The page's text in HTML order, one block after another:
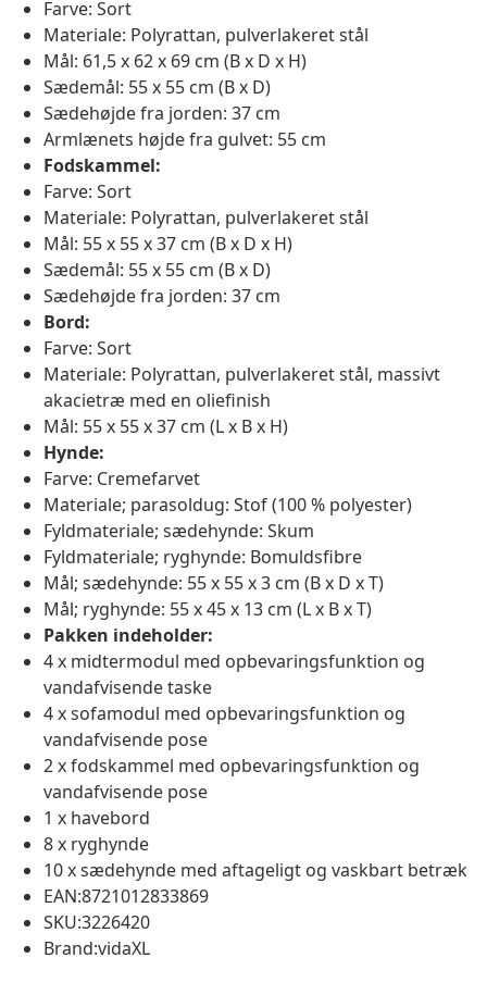
Farve: Sort
Materiale: Polyrattan, pulverlakeret stål
Mål: 61,5 x 62 x 69 cm (B x D x H)
Sædemål: 55 x 55 cm (B x D)
Sædehøjde fra jorden: 37 cm
Armlænets højde fra gulvet: 55 cm
Fodskammel:
Farve: Sort
Materiale: Polyrattan, pulverlakeret stål
Mål: 55 x 55 x 37 cm (B x D x H)
Sædemål: 55 x 55 cm (B x D)
Sædehøjde fra jorden: 37 cm
Bord:
Farve: Sort
Materiale: Polyrattan, pulverlakeret stål, massivt
akacietræ med en oliefinish
Mål: 55 x 55 x 37 cm (L x B x H)
Hynde:
Farve: Cremefarvet
Materiale; parasoldug: Stof (100 % polyester)
Fyldmateriale; sædehynde: Skum
Fyldmateriale; ryghynde: Bomuldsfibre
Mål; sædehynde: 55 x 55 x 3 cm (B x D x T)
Mål; ryghynde: 55 x 45 x 13 cm (L x B x T)
Pakken indeholder:
4 x midtermodul med opbevaringsfunktion og
vandafvisende taske
4 x sofamodul med opbevaringsfunktion og
vandafvisende pose
2 x fodskammel med opbevaringsfunktion og
vandafvisende pose
1 x havebord
8 x ryghynde
10 x sædehynde med aftageligt og vaskbart betræk
EAN:8721012833869
SKU:3226420
Brand:vidaXL